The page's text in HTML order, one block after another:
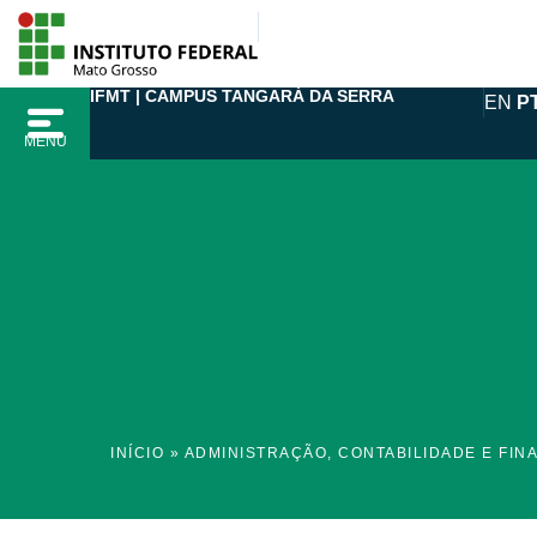
para
conteúdo
MENU
IFMT | CAMPUS TANGARÁ DA SERRA EN
INÍCIO » ADMINISTRAÇÃO, CONTABILIDADE E